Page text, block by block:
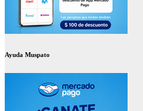
Ayuda Muspato